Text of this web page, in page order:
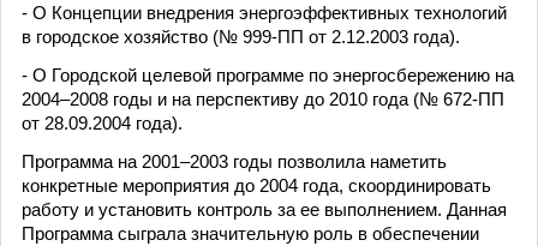
- О Концепции внедрения энергоэффективных технологий
в городское хозяйство (№ 999-ПП от 2.12.2003 года).
- О Городской целевой программе по энергосбережению на
2004–2008 годы и на перспективу до 2010 года (№ 672-ПП
от 28.09.2004 года).
Программа на 2001–2003 годы позволила наметить
конкретные мероприятия до 2004 года, скоординировать
работу и установить контроль за ее выполнением. Данная
Программа сыграла значительную роль в обеспечении